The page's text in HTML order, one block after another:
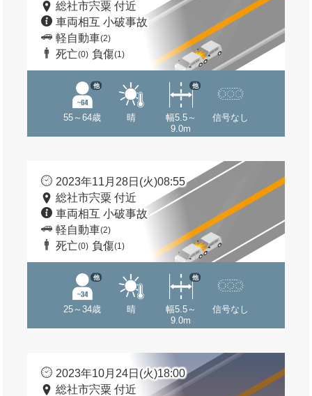
総社市宍粟 付近
車両相互 小破事故
軽自動車(2)
死亡(0) 負傷(1)
55～64歳
他
晴
幅5.5～
9.0m
他
信号なし
2023年11月28日(火)08:55
総社市宍粟 付近
車両相互 小破事故
軽自動車(2)
死亡(0) 負傷(1)
25～34歳
他
晴
幅5.5～
9.0m
他
信号なし
2023年10月24日(火)18:00
総社市宍粟 付近